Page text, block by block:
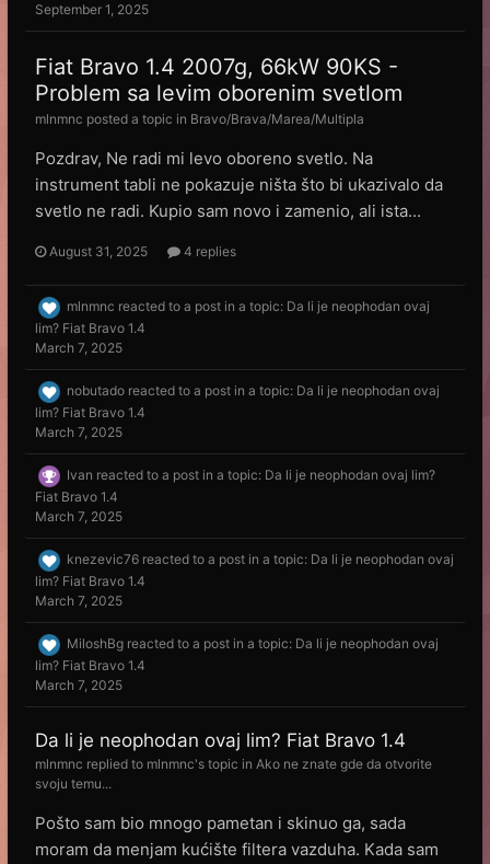
September 1, 2025
Fiat Bravo 1.4 2007g, 66kW 90KS -
Problem sa levim oborenim svetlom
mlnmnc posted a topic in Bravo/Brava/Marea/Multipla
Pozdrav, Ne radi mi levo oboreno svetlo. Na
instrument tabli ne pokazuje ništa što bi ukazivalo da
svetlo ne radi. Kupio sam novo i zamenio, ali ista...
August 31, 2025 4 replies
mlnmnc reacted to a post in a topic: Da li je neophodan ovaj
lim? Fiat Bravo 1.4
March 7, 2025
nobutado reacted to a post in a topic: Da li je neophodan ovaj
lim? Fiat Bravo 1.4
March 7, 2025
Ivan reacted to a post in a topic: Da li je neophodan ovaj lim?
Fiat Bravo 1.4
March 7, 2025
knezevic76 reacted to a post in a topic: Da li je neophodan ovaj
lim? Fiat Bravo 1.4
March 7, 2025
MiloshBg reacted to a post in a topic: Da li je neophodan ovaj
lim? Fiat Bravo 1.4
March 7, 2025
Da li je neophodan ovaj lim? Fiat Bravo 1.4
mlnmnc replied to mlnmnc's topic in Ako ne znate gde da otvorite
svoju temu...
Pošto sam bio mnogo pametan i skinuo ga, sada
moram da menjam kućište filtera vazduha. Kada sam